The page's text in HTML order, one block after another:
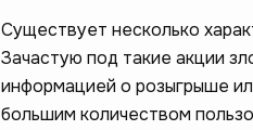
Существует несколько
Зачастую под такие акции
информацией о розыгрыше
большим количеством